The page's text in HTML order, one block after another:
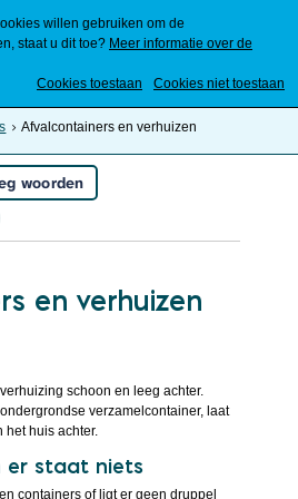
willen gebruiken om de
staat u dit toe? Meer informatie over de
Cookies toestaan
Cookies niet toestaan
Afvalcontainers en verhuizen
woorden
en verhuizen
schoon en leeg achter.
verzamelcontainer, laat
huis achter.
er staat niets
containers of ligt er geen druppel